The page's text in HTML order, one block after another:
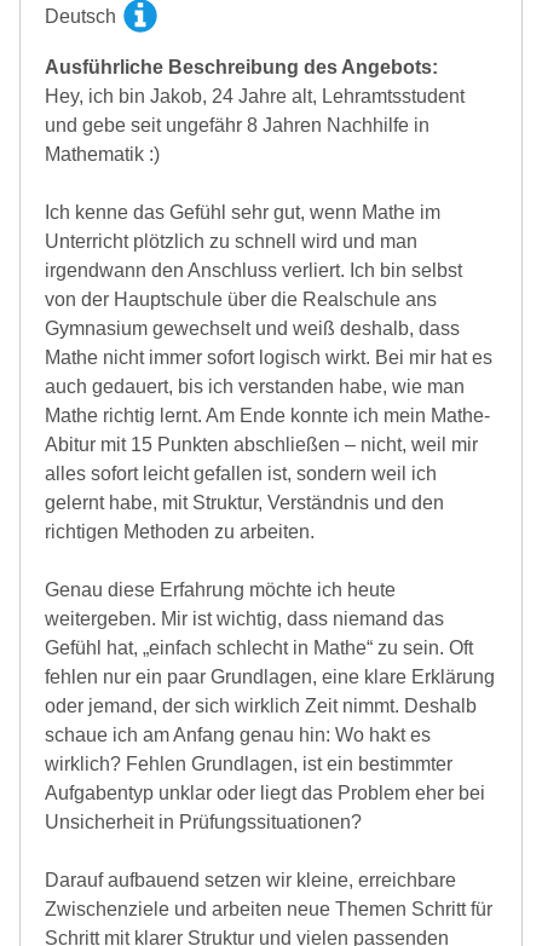
Deutsch
Ausführliche Beschreibung des Angebots:
Hey, ich bin Jakob, 24 Jahre alt, Lehramtsstudent
und gebe seit ungefähr 8 Jahren Nachhilfe in
Mathematik :)
Ich kenne das Gefühl sehr gut, wenn Mathe im
Unterricht plötzlich zu schnell wird und man
irgendwann den Anschluss verliert. Ich bin selbst
von der Hauptschule über die Realschule ans
Gymnasium gewechselt und weiß deshalb, dass
Mathe nicht immer sofort logisch wirkt. Bei mir hat es
auch gedauert, bis ich verstanden habe, wie man
Mathe richtig lernt. Am Ende konnte ich mein Mathe-
Abitur mit 15 Punkten abschließen – nicht, weil mir
alles sofort leicht gefallen ist, sondern weil ich
gelernt habe, mit Struktur, Verständnis und den
richtigen Methoden zu arbeiten.
Genau diese Erfahrung möchte ich heute
weitergeben. Mir ist wichtig, dass niemand das
Gefühl hat, „einfach schlecht in Mathe“ zu sein. Oft
fehlen nur ein paar Grundlagen, eine klare Erklärung
oder jemand, der sich wirklich Zeit nimmt. Deshalb
schaue ich am Anfang genau hin: Wo hakt es
wirklich? Fehlen Grundlagen, ist ein bestimmter
Aufgabentyp unklar oder liegt das Problem eher bei
Unsicherheit in Prüfungssituationen?
Darauf aufbauend setzen wir kleine, erreichbare
Zwischenziele und arbeiten neue Themen Schritt für
Schritt mit klarer Struktur und vielen passenden